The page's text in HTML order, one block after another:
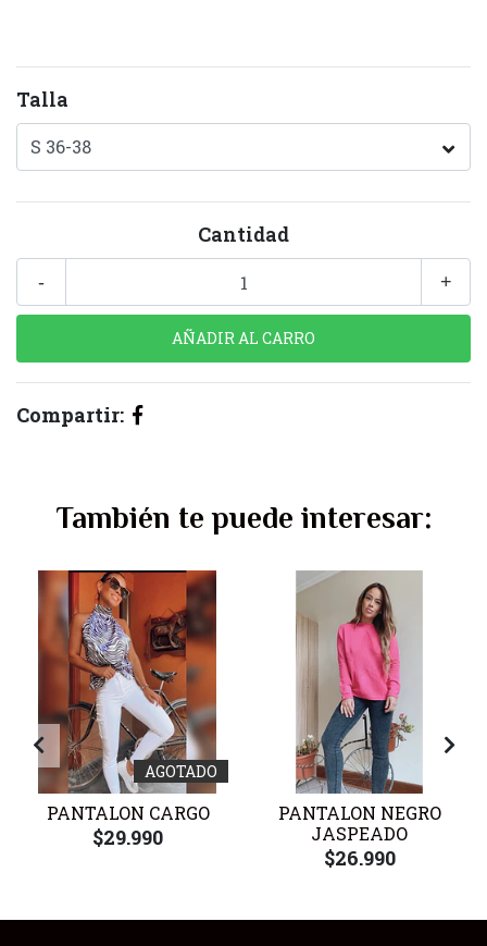
Talla
Cantidad
+
-
Compartir:
También te puede interesar:
AGOTADO
PANTALON CARGO
$29.990
PANTALON NEGRO
JASPEADO
$26.990